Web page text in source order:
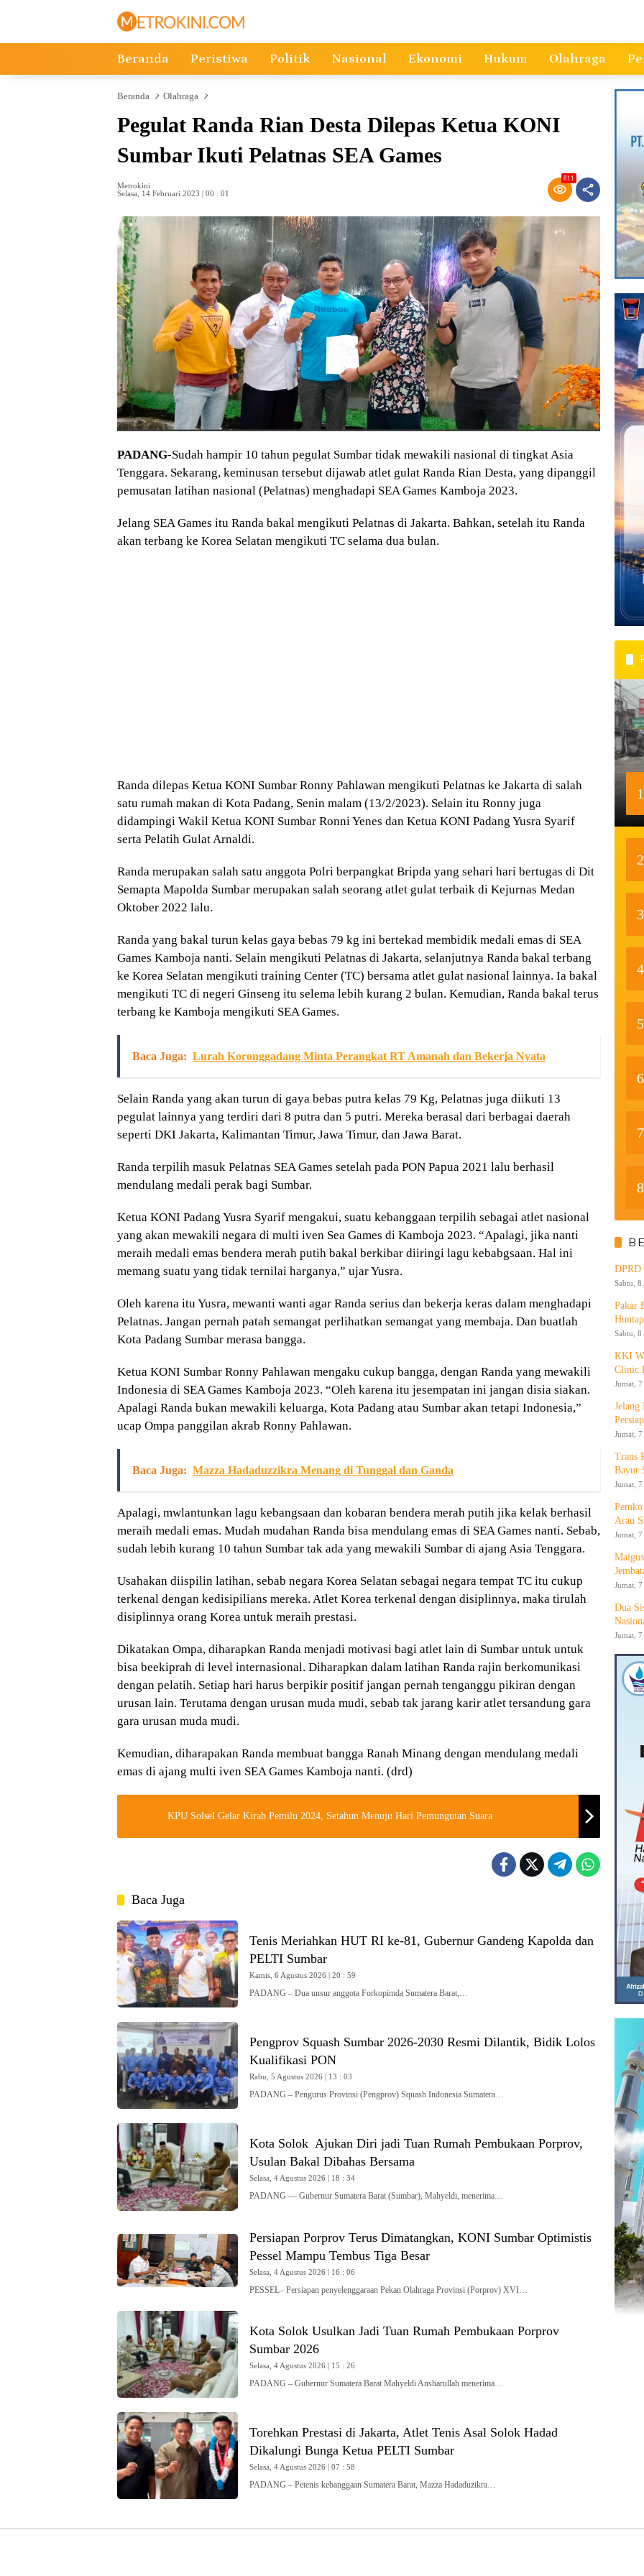
Beranda Peristiwa Politik Nasional Ekonomi Hukum Olahraga
Beranda Olahraga
Pegulat Randa Rian Desta Dilepas Ketua KONI
Sumbar Ikuti Pelatnas SEA Games
Metrokini
Selasa, 14 Februari 2023 | 00 : 01
811
PADANG-Sudah hampir 10 tahun pegulat Sumbar tidak mewakili nasional di tingkat Asia
Tenggara. Sekarang, keminusan tersebut dijawab atlet gulat Randa Rian Desta, yang dipanggil
pemusatan latihan nasional (Pelatnas) menghadapi SEA Games Kamboja 2023.
Jelang SEA Games itu Randa bakal mengikuti Pelatnas di Jakarta. Bahkan, setelah itu Randa
akan terbang ke Korea Selatan mengikuti TC selama dua bulan.
Randa dilepas Ketua KONI Sumbar Ronny Pahlawan mengikuti Pelatnas ke Jakarta di salah
satu rumah makan di Kota Padang, Senin malam (13/2/2023). Selain itu Ronny juga
didampingi Wakil Ketua KONI Sumbar Ronni Yenes dan Ketua KONI Padang Yusra Syarif
serta Pelatih Gulat Arnaldi.
Randa merupakan salah satu anggota Polri berpangkat Bripda yang sehari hari bertugas di Dit
Semapta Mapolda Sumbar merupakan salah seorang atlet gulat terbaik di Kejurnas Medan
Oktober 2022 lalu.
Randa yang bakal turun kelas gaya bebas 79 kg ini bertekad membidik medali emas di SEA
Games Kamboja nanti. Selain mengikuti Pelatnas di Jakarta, selanjutnya Randa bakal terbang
ke Korea Selatan mengikuti training Center (TC) bersama atlet gulat nasional lainnya. Ia bakal
mengikuti TC di negeri Ginseng itu selema lebih kurang 2 bulan. Kemudian, Randa bakal terus
terbang ke Kamboja mengikuti SEA Games.
Baca Juga: Lurah Koronggadang Minta Perangkat RT Amanah dan Bekerja Nyata
Selain Randa yang akan turun di gaya bebas putra kelas 79 Kg, Pelatnas juga diikuti 13
pegulat lainnya yang terdiri dari 8 putra dan 5 putri. Mereka berasal dari berbagai daerah
seperti DKI Jakarta, Kalimantan Timur, Jawa Timur, dan Jawa Barat.
Randa terpilih masuk Pelatnas SEA Games setelah pada PON Papua 2021 lalu berhasil
mendulang medali perak bagi Sumbar.
Ketua KONI Padang Yusra Syarif mengakui, suatu kebanggaan terpilih sebagai atlet nasional
yang akan mewakili negara di multi iven Sea Games di Kamboja 2023. “Apalagi, jika nanti
meraih medali emas bendera merah putih bakal berkibar diiringi lagu kebabgsaan. Hal ini
memang suatu yang tidak ternilai harganya,” ujar Yusra.
Oleh karena itu Yusra, mewanti wanti agar Randa serius dan bekerja keras dalam menghadapi
Pelatnas. Jangan pernah patah semangat perlihatkan semangat yang membaja. Dan buatlah
Kota Padang Sumbar merasa bangga.
Ketua KONI Sumbar Ronny Pahlawan mengaku cukup bangga, dengan Randa yang mewakili
Indonesia di SEA Games Kamboja 2023. “Oleh karena itu jesempatan ini jangan disia siakan.
Apalagi Randa bukan mewakili keluarga, Kota Padang atau Sumbar akan tetapi Indonesia,”
ucap Ompa panggilan akrab Ronny Pahlawan.
Baca Juga: Mazza Hadaduzzikra Menang di Tunggal dan Ganda
Apalagi, mwlantunkan lagu kebangsaan dan kobaran bendera merah putih jika kelak berhasil
meraih medali emas. Mudah mudahan Randa bisa mendulang emas di SEA Games nanti. Sebab,
sudah lebih kurang 10 tahun Sumbar tak ada yang mewakili Sumbar di ajang Asia Tenggara.
Usahakan diispilin latihan, sebab negara Korea Selatan sebagai negara tempat TC itu cukup
terkenal dengan kedisipilians mereka. Atlet Korea terkenal dengan disiplinnya, maka tirulah
disiplinnya orang Korea untuk meraih prestasi.
Dikatakan Ompa, diharapkan Randa menjadi motivasi bagi atlet lain di Sumbar untuk untuk
bisa beekiprah di level internasional. Diharapkan dalam latihan Randa rajin berkomunikasi
dengan pelatih. Setiap hari harus berpikir positif jangan pernah tenganggu pikiran dengan
urusan lain. Terutama dengan urusan muda mudi, sebab tak jarang karir atlet tersandung gara
gara urusan muda mudi.
Kemudian, diharapakan Randa membuat bangga Ranah Minang dengan mendulang medali
emas di ajang multi iven SEA Games Kamboja nanti. (drd)
KPU Solsel Gelar Kirab Pemilu 2024, Setahun Menuju Hari Pemungutan Suara
Baca Juga
Tenis Meriahkan HUT RI ke-81, Gubernur Gandeng Kapolda dan
PELTI Sumbar
Kamis, 6 Agustus 2026 | 20 : 59
PADANG – Dua unsur anggota Forkopimda Sumatera Barat,…
Pengprov Squash Sumbar 2026-2030 Resmi Dilantik, Bidik Lolos
Kualifikasi PON
Rabu, 5 Agustus 2026 | 13 : 03
PADANG – Pengurus Provinsi (Pengprov) Squash Indonesia Sumatera…
Kota Solok Ajukan Diri jadi Tuan Rumah Pembukaan Porprov,
Usulan Bakal Dibahas Bersama
Selasa, 4 Agustus 2026 | 18 : 34
PADANG — Gubernur Sumatera Barat (Sumbar), Mahyeldi, menerima…
Persiapan Porprov Terus Dimatangkan, KONI Sumbar Optimistis
Pessel Mampu Tembus Tiga Besar
Selasa, 4 Agustus 2026 | 16 : 06
PESSEL– Persiapan penyelenggaraan Pekan Olahraga Provinsi (Porprov) XVI…
Kota Solok Usulkan Jadi Tuan Rumah Pembukaan Porprov
Sumbar 2026
Selasa, 4 Agustus 2026 | 15 : 26
PADANG – Gubernur Sumatera Barat Mahyeldi Ansharullah menerima…
Torehkan Prestasi di Jakarta, Atlet Tenis Asal Solok Hadad
Dikalungi Bunga Ketua PELTI Sumbar
Selasa, 4 Agustus 2026 | 07 : 58
PADANG – Petenis kebanggaan Sumatera Barat, Mazza Hadaduzikra…
1
2
3
4
5
6
7
8
DPRD
Sabtu, 8
Pakar
Sabtu, 8
KKI
Clinic
Jumat,
Jelang
Jumat,
Trans
Bayur
Jumat,
Arau
Jumat,
Jumat,
Dua
Jumat,